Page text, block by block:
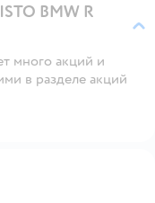
BMW R
много акций и
в разделе акций